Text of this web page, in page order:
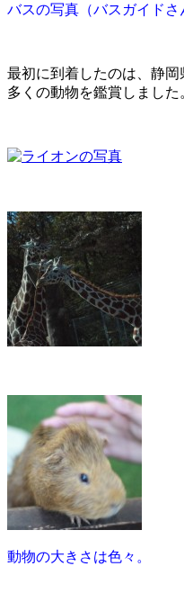
バスの写真（バスガイドさ
最初に到着したのは、静岡
多くの動物を鑑賞しました
動物の大きさは色々。